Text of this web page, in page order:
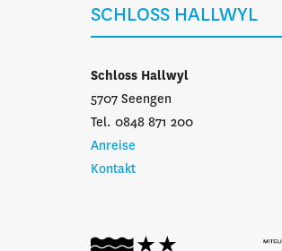
SCHLOSS HALLWYL
Schloss Hallwyl
5707 Seengen
Tel. 0848 871 200
Anreise
Kontakt